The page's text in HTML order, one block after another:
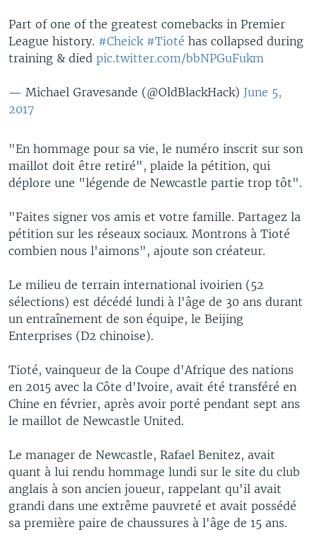
Part of one of the greatest comebacks in Premier
League history. #Cheick #Tioté has collapsed during
training & died pic.twitter.com/bbNPGuFukm
— Michael Gravesande (@OldBlackHack) June 5,
2017
"En hommage pour sa vie, le numéro inscrit sur son
maillot doit être retiré", plaide la pétition, qui
déplore une "légende de Newcastle partie trop tôt".
"Faites signer vos amis et votre famille. Partagez la
pétition sur les réseaux sociaux. Montrons à Tioté
combien nous l'aimons", ajoute son créateur.
Le milieu de terrain international ivoirien (52
sélections) est décédé lundi à l'âge de 30 ans durant
un entraînement de son équipe, le Beijing
Enterprises (D2 chinoise).
Tioté, vainqueur de la Coupe d'Afrique des nations
en 2015 avec la Côte d'Ivoire, avait été transféré en
Chine en février, après avoir porté pendant sept ans
le maillot de Newcastle United.
Le manager de Newcastle, Rafael Benitez, avait
quant à lui rendu hommage lundi sur le site du club
anglais à son ancien joueur, rappelant qu'il avait
grandi dans une extrême pauvreté et avait possédé
sa première paire de chaussures à l'âge de 15 ans.